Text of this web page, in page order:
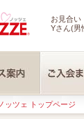
お見合い
Yさん(男
ッツェ トップページ